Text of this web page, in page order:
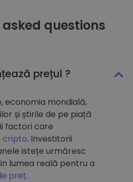
questions
prețul ?
economia mondială,
și știrile de pe piață
factori care
cripto. Investitorii
istețe urmăresc
lumea reală pentru a
preț.